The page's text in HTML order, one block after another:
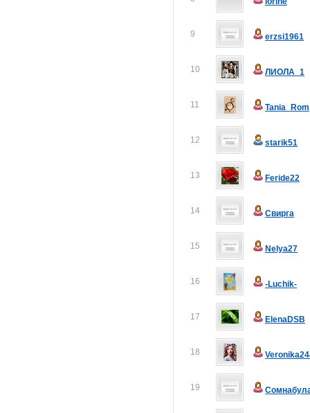
9 erzsi1961
10 ЛИОЛА_1
11 Tania_Rom
12 starik51
13 Feride22
14 Свирга
15 Nelya27
16 -Luchik-
17 ElenaDSB
18
19